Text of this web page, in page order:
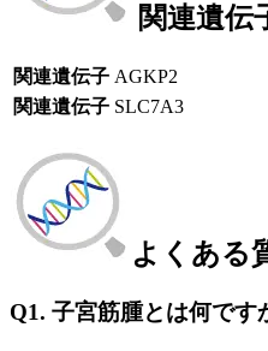
関連遺伝
関連遺伝子 AGKP2
関連遺伝子 SLC7A3
よくある
Q1. 子宮筋腫とは何です